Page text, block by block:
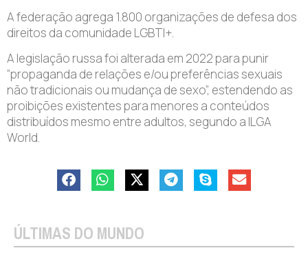
A federação agrega 1.800 organizações de defesa dos
direitos da comunidade LGBTI+.
A legislação russa foi alterada em 2022 para punir
“propaganda de relações e/ou preferências sexuais
não tradicionais ou mudança de sexo”, estendendo as
proibições existentes para menores a conteúdos
distribuídos mesmo entre adultos, segundo a ILGA
World.
ÚLTIMAS DO MUNDO